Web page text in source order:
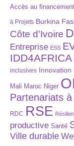
Accès au financement
à Projets Burkina
Côte d'Ivoire
Entreprise ESS
IDD4AFRICA
inclusives Innovation
Mali Maroc Niger
Partenariats
RDC RSE
productive Santé
Ville durable